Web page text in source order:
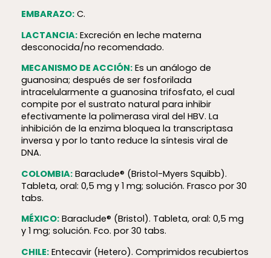
EMBARAZO:C.
LACTANCIA:Excreción en leche materna
desconocida/no recomendado.
MECANISMO DE ACCIÓN:Es un análogo de
guanosina; después de ser fosforilada
intracelularmente a guanosina trifosfato, el cual
compite por el sustrato natural para inhibir
efectivamente la polimerasa viral del HBV. La
inhibición de la enzima bloquea la transcriptasa
inversa y por lo tanto reduce la síntesis viral de
DNA.
COLOMBIA:Baraclude® (Bristol-Myers Squibb).
Tableta, oral: 0,5 mg y 1 mg; solución. Frasco por 30
tabs.
MÉXICO:Baraclude® (Bristol). Tableta, oral: 0,5 mg
y 1 mg; solución. Fco. por 30 tabs.
CHILE:Entecavir (Hetero). Comprimidos recubiertos